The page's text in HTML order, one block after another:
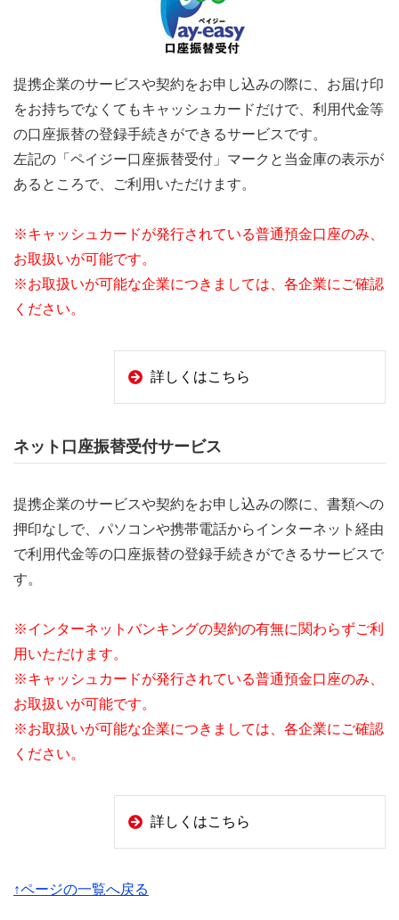
提携企業のサービスや契約をお申し込みの際に、お届け印
をお持ちでなくてもキャッシュカードだけで、利用代金等
の口座振替の登録手続きができるサービスです。
左記の「ペイジー口座振替受付」マークと当金庫の表示が
あるところで、ご利用いただけます。
※キャッシュカードが発行されている普通預金口座のみ、
お取扱いが可能です。
※お取扱いが可能な企業につきましては、各企業にご確認
ください。
詳しくはこちら
ネット口座振替受付サービス
提携企業のサービスや契約をお申し込みの際に、書類への
押印なしで、パソコンや携帯電話からインターネット経由
で利用代金等の口座振替の登録手続きができるサービスで
す。
※インターネットバンキングの契約の有無に関わらずご利
用いただけます。
※キャッシュカードが発行されている普通預金口座のみ、
お取扱いが可能です。
※お取扱いが可能な企業につきましては、各企業にご確認
ください。
詳しくはこちら
↑ページの一覧へ戻る